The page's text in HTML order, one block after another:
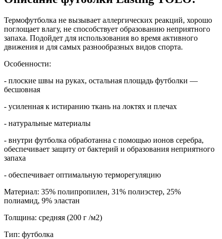
Термофутболка не вызывает аллергических реакций, хорошо
поглощает влагу, не способствует образованию неприятного
запаха. Подойдет для использования во время активного
движения и для самых разнообразных видов спорта.
Особенности:
- плоские швы на руках, остальная площадь футболки —
бесшовная
- усиленная к истиранию ткань на локтях и плечах
- натуральные материалы
- внутри футболка обработанна с помощью ионов серебра,
обеспечивает защиту от бактерий и образования неприятного
запаха
- обеспечивает оптимальную терморегуляцию
Материал: 35% полипропилен, 31% полиэстер, 25%
полиамид, 9% эластан
Толщина: средняя (200 г /м2)
Тип: футболка